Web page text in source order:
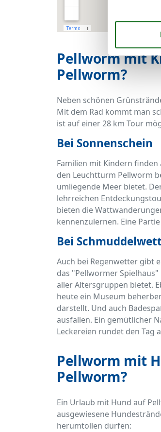
Pellworm mit
Pellworm?
Neben schönen
Mit dem Rad kommt man
ist auf einer 28 km Tour
Bei Sonnenschein
Familien mit Kindern finden
den Leuchtturm Pellworm
umliegende Meer bietet.
lehrreichen
bieten die
kennenzulernen. Eine
Bei
Auch bei Regenwetter gibt
das "Pellwormer
aller Altersgruppen bietet.
heute ein Museum
darstellt. Und auch
ausfallen. Ein gemütlicher
Leckereien rundet den Tag
Pellworm mit
Pellworm?
Ein Urlaub mit Hund auf
ausgewiesene
herumtollen dürfen: